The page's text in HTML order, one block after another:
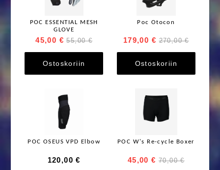
POC ESSENTIAL MESH
GLOVE
45,00 € 55,00 €
Ostoskoriin
Poc Otocon
179,00 € 270,00 €
Ostoskoriin
POC OSEUS VPD Elbow
120,00 €
POC W's Re-cycle Boxer
45,00 € 70,00 €